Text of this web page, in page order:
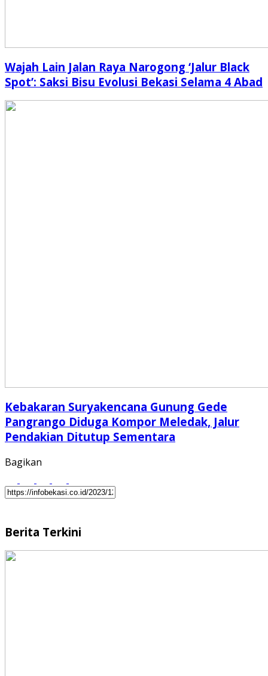
Wajah Lain Jalan Raya Narogong ‘Jalur Black
Spot’: Saksi Bisu Evolusi Bekasi Selama 4 Abad
Kebakaran Suryakencana Gunung Gede
Pangrango Diduga Kompor Meledak, Jalur
Pendakian Ditutup Sementara
Bagikan
Berita Terkini